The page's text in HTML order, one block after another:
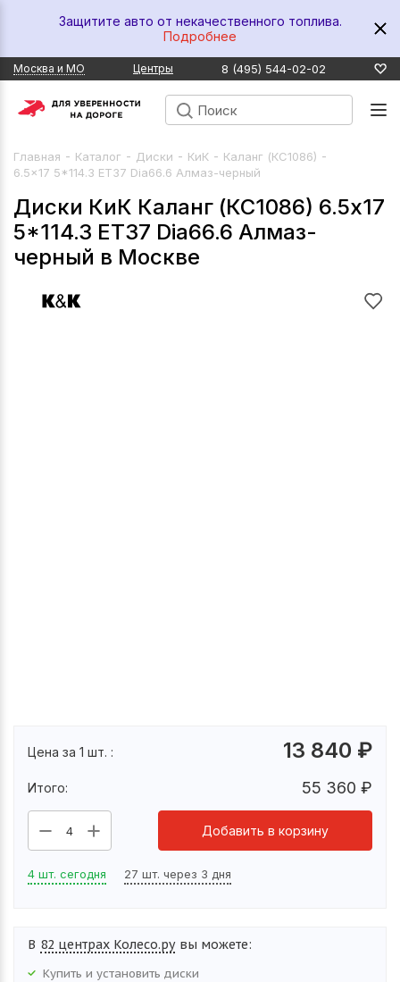
Защитите авто от некачественного топлива.
Подробнее
Москва и МО Центры 8 (495) 544-02-02
Главная - Каталог - Диски - КиК - Каланг (КС1086) -
6.5x17 5*114.3 ET37 Dia66.6 Алмаз-черный
Диски КиК Каланг (КС1086) 6.5x17
5*114.3 ET37 Dia66.6 Алмаз-
черный в Москве
Цена за 1 шт. : 13 840 ₽
Итого: 55 360 ₽
4 Добавить в корзину
4 шт. сегодня 27 шт. через 3 дня
В 82 центрах Колесо.ру вы можете:
Купить и установить диски